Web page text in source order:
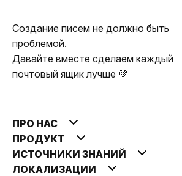
Создание писем не должно быть
проблемой.
Давайте вместе сделаем каждый
почтовый ящик лучше 💚
ПРО НАС
ПРОДУКТ
ИСТОЧНИКИ ЗНАНИЙ
ЛОКАЛИЗАЦИИ